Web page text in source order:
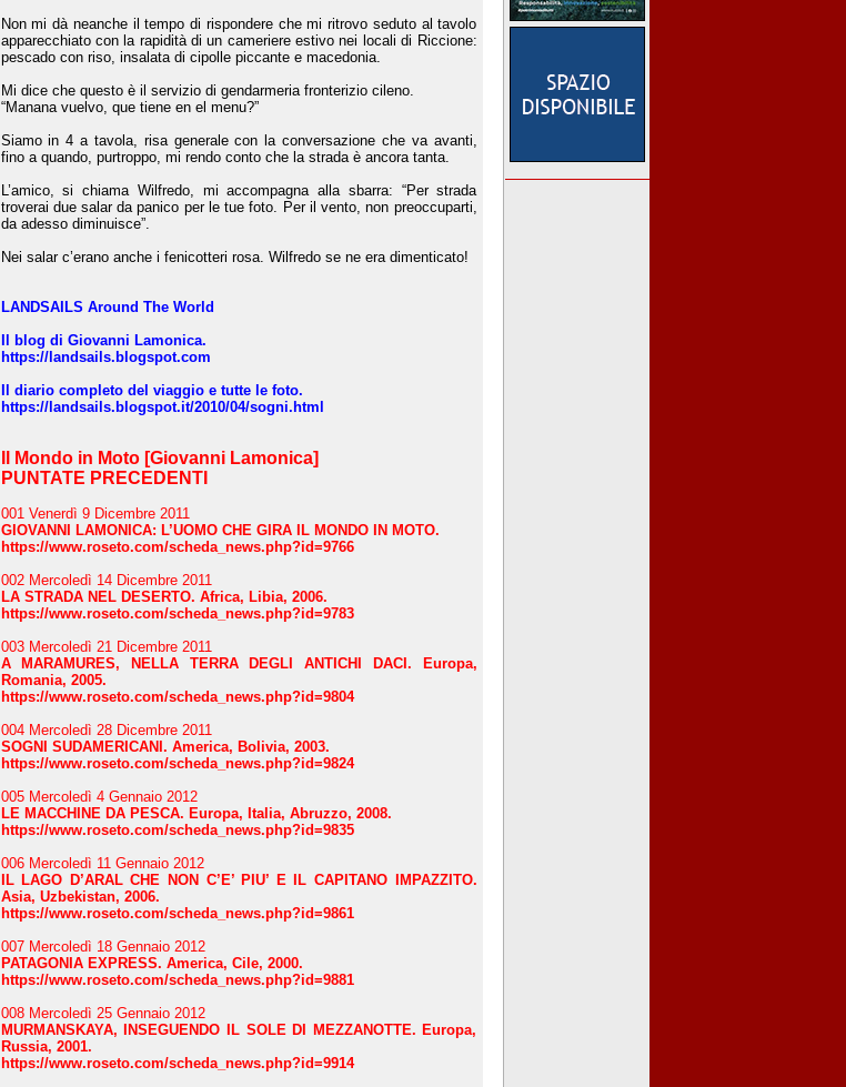
Non mi dà neanche il tempo di rispondere che mi ritrovo seduto al tavolo
apparecchiato con la rapidità di un cameriere estivo nei locali di Riccione:
pescado con riso, insalata di cipolle piccante e macedonia.
Mi dice che questo è il servizio di gendarmeria fronterizio cileno.
“Manana vuelvo, que tiene en el menu?”
Siamo in 4 a tavola, risa generale con la conversazione che va avanti,
fino a quando, purtroppo, mi rendo conto che la strada è ancora tanta.
L’amico, si chiama Wilfredo, mi accompagna alla sbarra: “Per strada
troverai due salar da panico per le tue foto. Per il vento, non preoccuparti,
da adesso diminuisce”.
Nei salar c’erano anche i fenicotteri rosa. Wilfredo se ne era dimenticato!
LANDSAILS Around The World
Il blog di Giovanni Lamonica.
https://landsails.blogspot.com
Il diario completo del viaggio e tutte le foto.
https://landsails.blogspot.it/2010/04/sogni.html
Il Mondo in Moto [Giovanni Lamonica]
PUNTATE PRECEDENTI
001 Venerdì 9 Dicembre 2011
GIOVANNI LAMONICA: L’UOMO CHE GIRA IL MONDO IN MOTO.
https://www.roseto.com/scheda_news.php?id=9766
002 Mercoledì 14 Dicembre 2011
LA STRADA NELDESERTO. Africa, Libia, 2006.
https://www.roseto.com/scheda_news.php?id=9783
003 Mercoledì 21 Dicembre 2011
A MARAMURES, NELLA TERRA DEGLI ANTICHI DACI. Europa,
Romania, 2005.
https://www.roseto.com/scheda_news.php?id=9804
004 Mercoledì 28 Dicembre 2011
SOGNI SUDAMERICANI. America, Bolivia, 2003.
https://www.roseto.com/scheda_news.php?id=9824
005 Mercoledì 4 Gennaio 2012
LE MACCHINE DA PESCA. Europa, Italia, Abruzzo, 2008.
https://www.roseto.com/scheda_news.php?id=9835
006 Mercoledì 11 Gennaio 2012
IL LAGO D’ARAL CHE NON C’E’ PIU’ E IL CAPITANO IMPAZZITO.
Asia, Uzbekistan, 2006.
https://www.roseto.com/scheda_news.php?id=9861
007 Mercoledì 18 Gennaio 2012
PATAGONIA EXPRESS. America, Cile, 2000.
https://www.roseto.com/scheda_news.php?id=9881
008 Mercoledì 25 Gennaio 2012
MURMANSKAYA, INSEGUENDO IL SOLE DI MEZZANOTTE. Europa,
Russia, 2001.
https://www.roseto.com/scheda_news.php?id=9914